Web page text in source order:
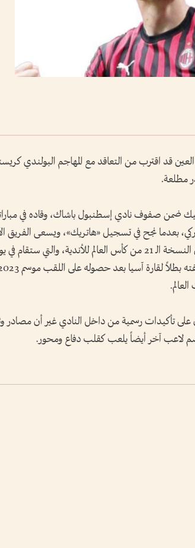
قد اقترب من التعاقد مع المهاجم البولندي
مطلعة.
ضمن صفوف نادي إسطنبول باشاك، وقاده في
بعدما نجح في تسجيل «هاتريك»، ويسعى الفريق
إلى تدعيم صفوفه لمواجهة تحدي النسخة الـ 21 من كأس العالم للأندية، والتي
تأكيدات رسمية من داخل النادي غير أن مصادر
لاعب آخر أيضاً يلعب كقلب دفاع ومحور.